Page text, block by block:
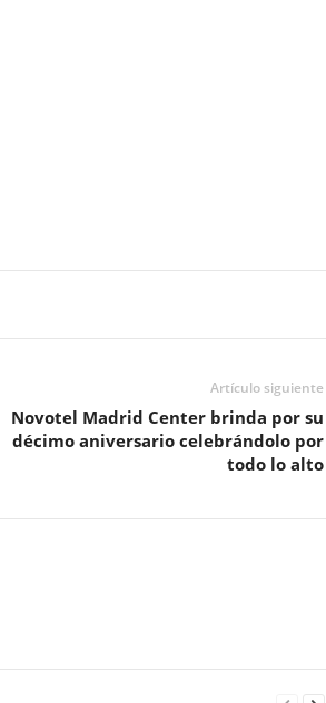
Artículo siguiente
Novotel Madrid Center brinda por su
décimo aniversario celebrándolo por
todo lo alto